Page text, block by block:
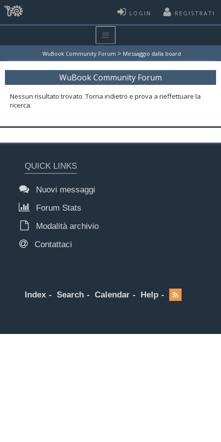
LOGIN REGISTRATI
WuBook Community Forum > Messaggio dalla board
WuBook Community Forum
Nessun risultato trovato. Torna indietro e prova a rieffettuare la
ricerca.
QUICK LINKS
Nuovi messaggi
Forum Stats
Modalità archivio
Contattaci
Index Search Calendar Help